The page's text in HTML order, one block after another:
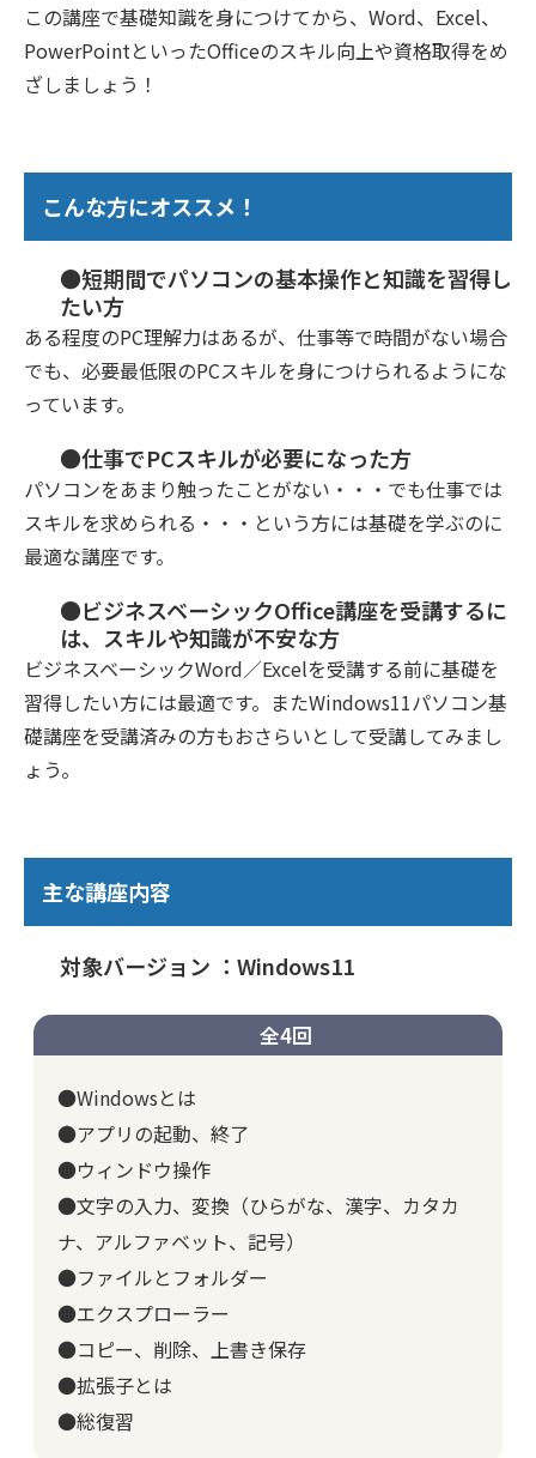
この講座で基礎知識を身につけてから、Word、Excel、
PowerPointといったOfficeのスキル向上や資格取得をめ
ざしましょう！
こんな方にオススメ！
●短期間でパソコンの基本操作と知識を習得し
たい方
ある程度のPC理解力はあるが、仕事等で時間がない場合
でも、必要最低限のPCスキルを身につけられるようにな
っています。
●仕事でPCスキルが必要になった方
パソコンをあまり触ったことがない・・・でも仕事では
スキルを求められる・・・という方には基礎を学ぶのに
最適な講座です。
●ビジネスベーシックOffice講座を受講するに
は、スキルや知識が不安な方
ビジネスベーシックWord／Excelを受講する前に基礎を
習得したい方には最適です。またWindows11パソコン基
礎講座を受講済みの方もおさらいとして受講してみまし
ょう。
主な講座内容
対象バージョン ：Windows11
全4回
●Windowsとは
●アプリの起動、終了
●ウィンドウ操作
●文字の入力、変換（ひらがな、漢字、カタカ
ナ、アルファベット、記号）
●ファイルとフォルダー
●エクスプローラー
●コピー、削除、上書き保存
●拡張子とは
●総復習